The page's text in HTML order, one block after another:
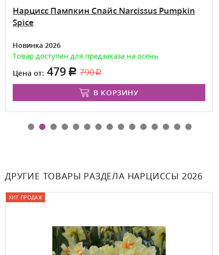
Нарцисс Пампкин Спайс Narcissus Pumpkin
Spice
Новинка 2026
Товар доступен для предзаказа на осень
Цена от: 479 790
В КОРЗИНУ
ДРУГИЕ ТОВАРЫ РАЗДЕЛА НАРЦИССЫ 2026
ХИТ ПРОДАЖ